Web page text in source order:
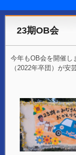
23期OB会
今年もOB会を開催
（2022年卒団）が